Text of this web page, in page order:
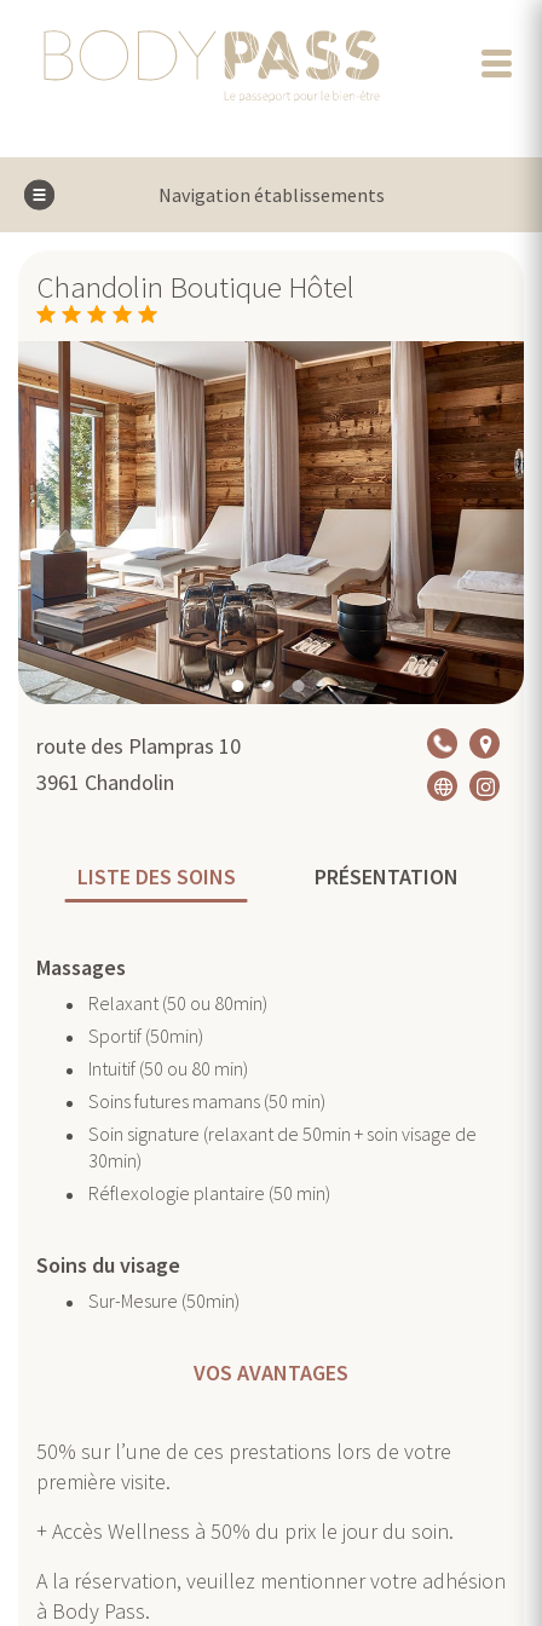
Navigation établissements
Chandolin Boutique Hôtel
route des Plampras 10
3961 Chandolin
LISTE DES SOINS PRÉSENTATION
Massages
Relaxant (50 ou 80min)
Sportif (50min)
Intuitif (50 ou 80 min)
Soins futures mamans (50 min)
Soin signature (relaxant de 50min + soin visage de
30min)
Réflexologie plantaire (50 min)
Soins du visage
Sur-Mesure (50min)
VOS AVANTAGES
50% sur l’une de ces prestations lors de votre
première visite.
+ Accès Wellness à 50% du prix le jour du soin.
A la réservation, veuillez mentionner votre adhésion
à Body Pass.